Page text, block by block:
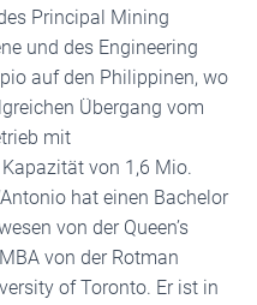
Principal Mining
und des Engineering
auf den Philippinen, wo
Übergang vom
mit
von 1,6 Mio.
hat einen Bachelor
von der Queen’s
von der Rotman
of Toronto. Er ist in